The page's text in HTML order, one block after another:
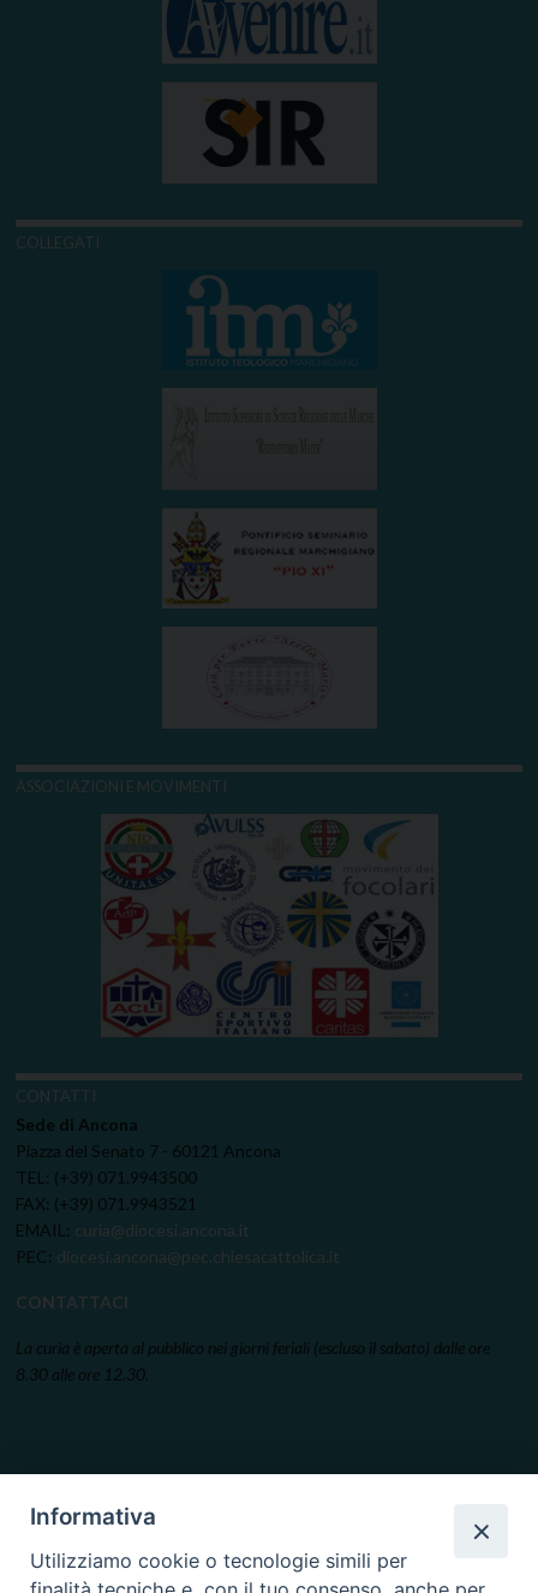
COLLEGATI
ASSOCIAZIONI E MOVIMENTI
CONTATTI
Sede di Ancona
Piazza del Senato 7 - 60121 Ancona
TEL: (+39) 071.9943500
FAX: (+39) 071.9943521
EMAIL: curia@diocesi.ancona.it
PEC: diocesi.ancona@pec.chiesacattolica.it
CONTATTACI
La curia è aperta al pubblico nei giorni feriali (escluso il sabato) dalle ore
8.30 alle ore 12.30.
Informativa
Utilizziamo cookie o tecnologie simili per